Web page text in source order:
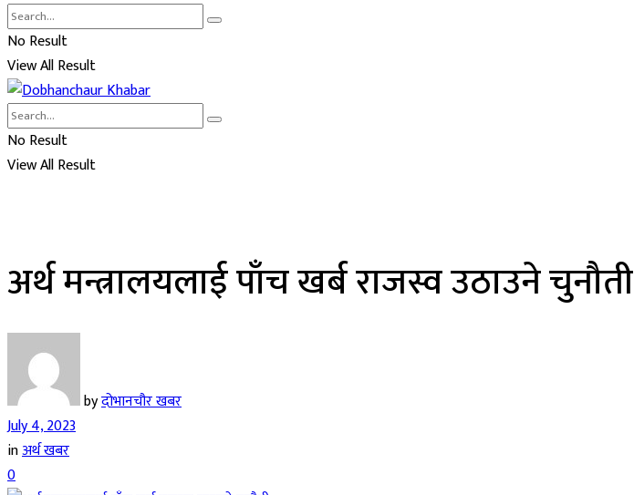
No Result
View All Result
No Result
View All Result
अर्थ मन्त्रालयलाई पाँच खर्ब राजस्व उठाउने चुनौती
byदोभानचौर खबर
July 4, 2023
inअर्थ खबर
0